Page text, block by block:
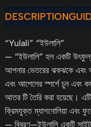
DESCRIPTION
“Yulali” “ইউলালি”
— “ইউলালি” হল একটি
আপনার ভেতরের ঝকঝকে এবং
এবং আপেলের স্পর্শে চুন এবং
আতর টি তৈরি করা হয়েছে।
ক্রিমযুক্ত ম্যাগনোলিয়া এবং
— বিবরণ—ইউলালি একটি